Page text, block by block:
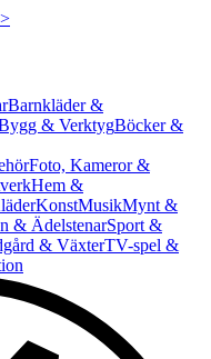
Barnkläder &
& VerktygBöcker &
Foto, Kameror &
Hem &
KonstMusikMynt &
& ÄdelstenarSport &
& VäxterTV-spel &